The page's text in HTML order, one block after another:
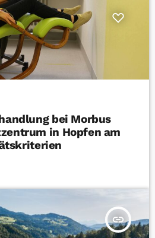
bei Morbus
in Hopfen am
insert_link